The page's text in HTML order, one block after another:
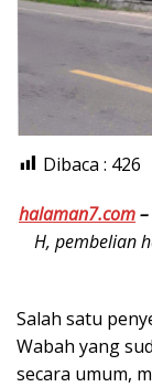
Dibaca : 426
halaman7.com–
H, pembelian
Salah satu
Wabah yang
secara umum,